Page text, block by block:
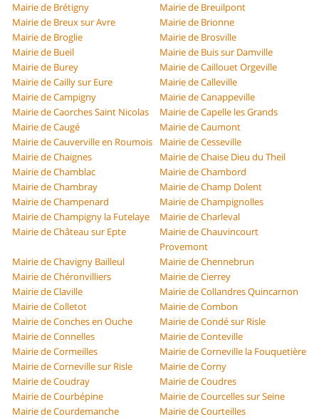
Mairie de Brétigny
Mairie de Breuilpont
Mairie de Breux sur Avre
Mairie de Brionne
Mairie de Broglie
Mairie de Brosville
Mairie de Bueil
Mairie de Buis sur Damville
Mairie de Burey
Mairie de Caillouet Orgeville
Mairie de Cailly sur Eure
Mairie de Calleville
Mairie de Campigny
Mairie de Canappeville
Mairie de Caorches Saint Nicolas
Mairie de Capelle les Grands
Mairie de Caugé
Mairie de Caumont
Mairie de Cauverville en Roumois
Mairie de Cesseville
Mairie de Chaignes
Mairie de Chaise Dieu du Theil
Mairie de Chamblac
Mairie de Chambord
Mairie de Chambray
Mairie de Champ Dolent
Mairie de Champenard
Mairie de Champignolles
Mairie de Champigny la Futelaye
Mairie de Charleval
Mairie de Château sur Epte
Mairie de Chauvincourt
Provemont
Mairie de Chavigny Bailleul
Mairie de Chennebrun
Mairie de Chéronvilliers
Mairie de Cierrey
Mairie de Claville
Mairie de Collandres Quincarnon
Mairie de Colletot
Mairie de Combon
Mairie de Conches en Ouche
Mairie de Condé sur Risle
Mairie de Connelles
Mairie de Conteville
Mairie de Cormeilles
Mairie de Corneville la Fouquetière
Mairie de Corneville sur Risle
Mairie de Corny
Mairie de Coudray
Mairie de Coudres
Mairie de Courbépine
Mairie de Courcelles sur Seine
Mairie de Courdemanche
Mairie de Courteilles